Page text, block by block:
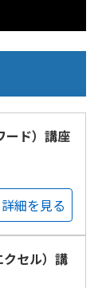
ド）講座
詳細を見る
セル）講